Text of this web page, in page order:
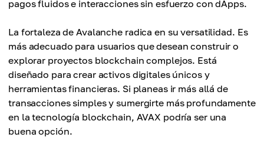
pagos fluidos e interacciones sin esfuerzo con dApps.
La fortaleza de Avalanche radica en su versatilidad. Es
más adecuado para usuarios que desean construir o
explorar proyectos blockchain complejos. Está
diseñado para crear activos digitales únicos y
herramientas financieras. Si planeas ir más allá de
transacciones simples y sumergirte más profundamente
en la tecnología blockchain, AVAX podría ser una
buena opción.